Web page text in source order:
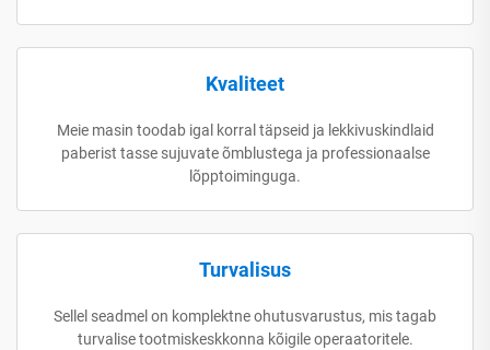
Kvaliteet
Meie masin toodab igal korral täpseid ja lekkivuskindlaid
paberist tasse sujuvate õmblustega ja professionaalse
lõpptoiminguga.
Turvalisus
Sellel seadmel on komplektne ohutusvarustus, mis tagab
turvalise tootmiskeskkonna kõigile operaatoritele.